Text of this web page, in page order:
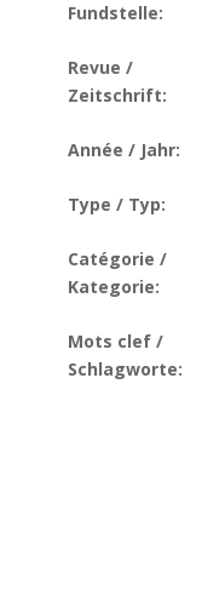
Fundstelle:
Revue /
Zeitschrift:
Année / Jahr:
Type / Typ:
Catégorie /
Kategorie:
Mots clef /
Schlagworte: